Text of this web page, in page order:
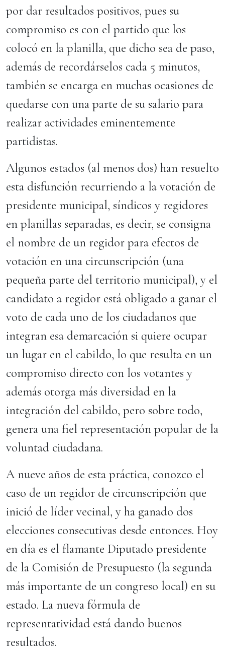
por dar resultados positivos, pues su
compromiso es con el partido que los
colocó en la planilla, que dicho sea de paso,
además de recordárselos cada 5 minutos,
también se encarga en muchas ocasiones de
quedarse con una parte de su salario para
realizar actividades eminentemente
partidistas.
Algunos estados (al menos dos) han resuelto
esta disfunción recurriendo a la votación de
presidente municipal, síndicos y regidores
en planillas separadas, es decir, se consigna
el nombre de un regidor para efectos de
votación en una circunscripción (una
pequeña parte del territorio municipal), y el
candidato a regidor está obligado a ganar el
voto de cada uno de los ciudadanos que
integran esa demarcación si quiere ocupar
un lugar en el cabildo, lo que resulta en un
compromiso directo con los votantes y
además otorga más diversidad en la
integración del cabildo, pero sobre todo,
genera una fiel representación popular de la
voluntad ciudadana.
A nueve años de esta práctica, conozco el
caso de un regidor de circunscripción que
inició de líder vecinal, y ha ganado dos
elecciones consecutivas desde entonces. Hoy
en día es el flamante Diputado presidente
de la Comisión de Presupuesto (la segunda
más importante de un congreso local) en su
estado. La nueva fórmula de
representatividad está dando buenos
resultados.